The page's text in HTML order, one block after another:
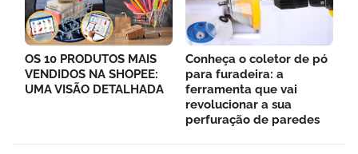
OS 10 PRODUTOS MAIS
VENDIDOS NA SHOPEE:
UMA VISÃO DETALHADA
Conheça o coletor de pó
para furadeira: a
ferramenta que vai
revolucionar a sua
perfuração de paredes